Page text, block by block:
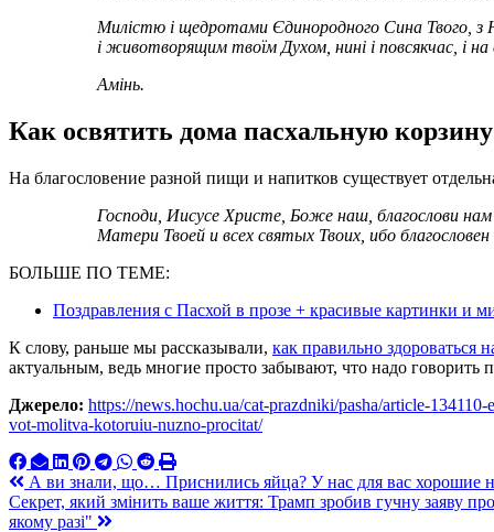
Милістю і щедротами Єдинородного Сина Твого, з
і животворящим твоїм Духом, нині і повсякчас, і на
Амінь.
Как освятить дома пасхальную
На благословение разной пищи и напитков существует
Господи, Иисусе Христе, Боже наш, благослови нам пищу и питье молитвами Пречистой
Матери Твоей и всех святых Твоих, ибо благословен
БОЛЬШЕ ПО ТЕМЕ:
Поздравления с Пасхой в прозе + красивые картинки и
К слову, раньше мы рассказывали, как правильно здороваться
актуальным, ведь многие просто забывают, что надо говорить
Джерело: https://news.hochu.ua/cat-prazdniki/pasha/article-
vot-molitva-kotoruiu-nuzno-procitat/
Навигация
по
А ви знали, що… Приснились яйца? У нас для вас
Секрет, який змінить ваше життя: Трамп зробив гучну заяву
якому разі"